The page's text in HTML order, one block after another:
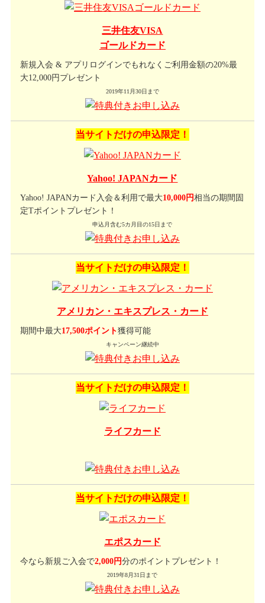
三井住友VISA
ゴールドカード
新規入会 & アプリログインでもれなくご利用金額の20%最
大12,000円プレゼント
2019年11月30日まで
当サイトだけの申込限定！
Yahoo! JAPANカード
Yahoo! JAPANカード入会＆利用で最大10,000円相当の期間固
定Tポイントプレゼント！
申込月含む5カ月目の15日まで
当サイトだけの申込限定！
アメリカン・エキスプレス・カード
期間中最大17,500ポイント獲得可能
キャンペーン継続中
当サイトだけの申込限定！
ライフカード
当サイトだけの申込限定！
エポスカード
今なら新規ご入会で2,000円分のポイントプレゼント！
2019年8月31日まで